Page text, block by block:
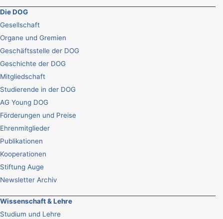
Die DOG
Gesellschaft
Organe und Gremien
Geschäftsstelle der DOG
Geschichte der DOG
Mitgliedschaft
Studierende in der DOG
AG Young DOG
Förderungen und Preise
Ehrenmitglieder
Publikationen
Kooperationen
Stiftung Auge
Newsletter Archiv
Wissenschaft & Lehre
Studium und Lehre